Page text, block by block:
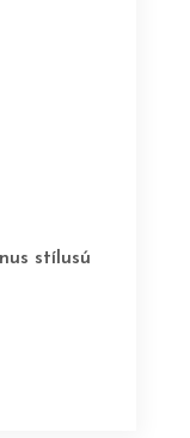
stílusú